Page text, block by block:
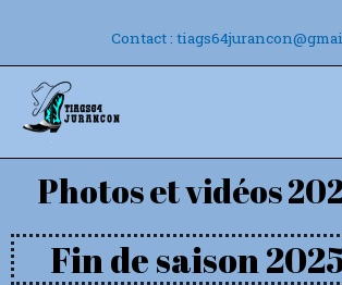
Contact :
Photos et vidéos
Fin de saison